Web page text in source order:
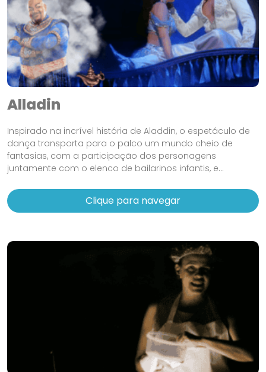
Alladin
Inspirado na incrível história de Aladdin, o espetáculo de
dança transporta para o palco um mundo cheio de
fantasias, com a participação dos personagens
juntamente com o elenco de bailarinos infantis, e...
Clique para navegar